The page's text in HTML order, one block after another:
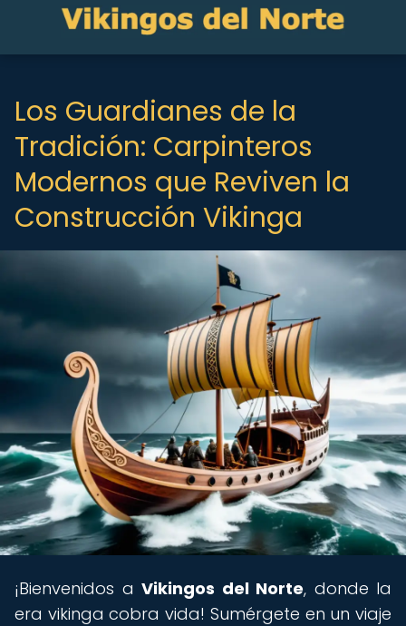
Los Guardianes de la
Tradición: Carpinteros
Modernos que Reviven la
Construcción Vikinga
¡Bienvenidos a Vikingos del Norte, donde la
era vikinga cobra vida! Sumérgete en un viaje